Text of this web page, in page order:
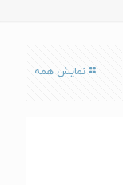
نمایش همه